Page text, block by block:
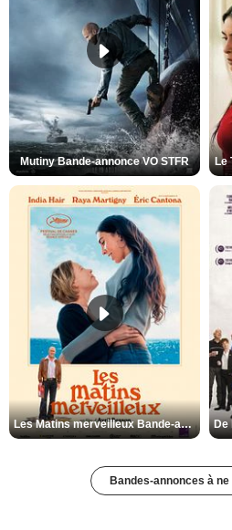
Mutiny Bande-annonce VO STFR Le
Les Matins merveilleux Bande-annonce VF
Bandes-annonces à